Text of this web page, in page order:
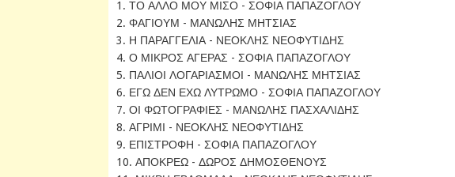
1. ΤΟ ΑΛΛΟ ΜΟΥ ΜΙΣΟ - ΣΟΦΙΑ ΠΑΠΑΖΟΓΛΟΥ
2. ΦΑΓΙΟΥΜ - ΜΑΝΩΛΗΣ ΜΗΤΣΙΑΣ
3. Η ΠΑΡΑΓΓΕΛΙΑ - ΝΕΟΚΛΗΣ ΝΕΟΦΥΤΙΔΗΣ
4. Ο ΜΙΚΡΟΣ ΑΓΕΡΑΣ - ΣΟΦΙΑ ΠΑΠΑΖΟΓΛΟΥ
5. ΠΑΛΙΟΙ ΛΟΓΑΡΙΑΣΜΟΙ - ΜΑΝΩΛΗΣ ΜΗΤΣΙΑΣ
6. ΕΓΩ ΔΕΝ ΕΧΩ ΛΥΤΡΩΜΟ - ΣΟΦΙΑ ΠΑΠΑΖΟΓΛΟΥ
7. ΟΙ ΦΩΤΟΓΡΑΦΙΕΣ - ΜΑΝΩΛΗΣ ΠΑΣΧΑΛΙΔΗΣ
8. ΑΓΡΙΜΙ - ΝΕΟΚΛΗΣ ΝΕΟΦΥΤΙΔΗΣ
9. ΕΠΙΣΤΡΟΦΗ - ΣΟΦΙΑ ΠΑΠΑΖΟΓΛΟΥ
10. ΑΠΟΚΡΕΩ - ΔΩΡΟΣ ΔΗΜΟΣΘΕΝΟΥΣ